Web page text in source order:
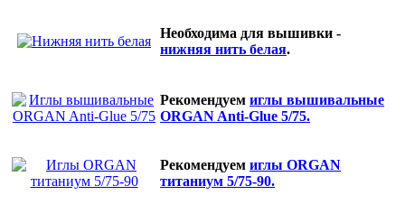
Необходима для вышивки -
нижняя нить белая.
Рекомендуем иглы вышивальные
ORGAN Anti-Glue 5/75.
Рекомендуем иглы ORGAN
титаниум 5/75-90.